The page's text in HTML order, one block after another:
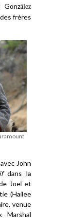
González
frères
John
dans la
Joel et
(Hailee
venue